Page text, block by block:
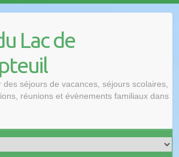
Lac de
séjours de vacances, séjours scolaires,
réunions et évènements familiaux dans